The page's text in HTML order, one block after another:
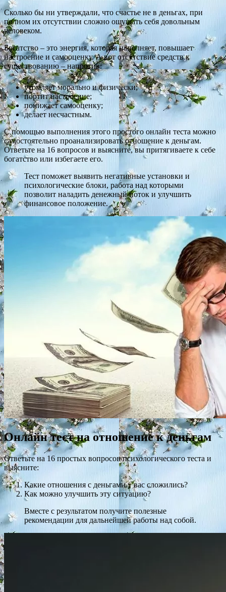
Сколько бы ни утверждали, что счастье не в деньгах, при
полном их отсутствии сложно ощущать себя довольным
человеком.
Богатство – это энергия, которая наполняет, повышает
настроение и самооценку. А вот отсутствие средств к
существованию – напротив:
утомляет морально и физически;
портит настроение;
понижает самооценку;
делает несчастным.
С помощью выполнения этого простого онлайн теста можно
самостоятельно проанализировать отношение к деньгам.
Ответьте на 16 вопросов и выясните, вы притягиваете к себе
богатство или избегаете его.
Тест поможет выявить негативные установки и
психологические блоки, работа над которыми
позволит наладить денежный поток и улучшить
финансовое положение.
Онлайн тест на отношение к деньгам
Ответьте на 16 простых вопросов психологического теста и
выясните:
Какие отношения с деньгами у вас сложились?
Как можно улучшить эту ситуацию?
Вместе с результатом получите полезные
рекомендации для дальнейшей работы над собой.